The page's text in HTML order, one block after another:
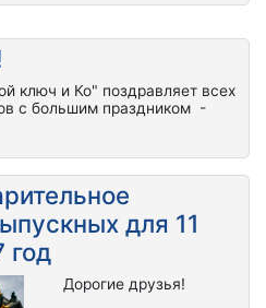
ключ и Ко" поздравляет всех
с большим праздником -
для 11
год
Дорогие друзья!